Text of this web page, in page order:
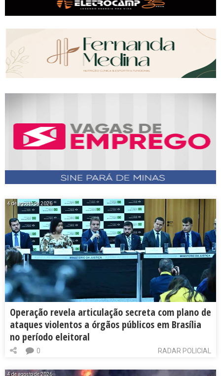
4 de agosto de 2026
Operação revela articulação secreta com plano de
ataques violentos a órgãos públicos em Brasília
no período eleitoral
RADAR POLICIAL
0
4 de agosto de 2026